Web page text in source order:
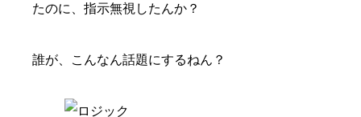
たのに、指示無視したんか？
誰が、こんなん話題にするねん？